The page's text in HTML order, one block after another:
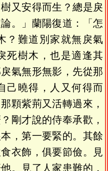
又安得而生？總是戾
。」蘭陽復道：「怎
？難道別家就無戾氣
死樹木，也是適逢其
氣無形無影，先從那
己曉得，人又何得而
顆紫荊又活轉過來，
剛才說的侍奉承歡，
，第一要緊的。其餘
衣飾，俱要節儉。見
。見了人家患難的，